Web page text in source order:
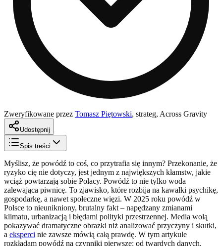
Zweryfikowane przez Tomasz Piętowski, strateg, Across Gravity
Udostępnij
Spis treści
Myślisz, że powódź to coś, co przytrafia się innym? Przekonanie, że
ryzyko cię nie dotyczy, jest jednym z największych kłamstw, jakie
wciąż powtarzają sobie Polacy. Powódź to nie tylko woda
zalewająca piwnicę. To zjawisko, które rozbija na kawałki psychikę,
gospodarkę, a nawet społeczne więzi. W 2025 roku powódź w
Polsce to nieunikniony, brutalny fakt – napędzany zmianami
klimatu, urbanizacją i błędami polityki przestrzennej. Media wolą
pokazywać dramatyczne obrazki niż analizować przyczyny i skutki,
a eksperci nie zawsze mówią całą prawdę. W tym artykule
rozkładam powódź na czynniki pierwsze: od twardych danych,